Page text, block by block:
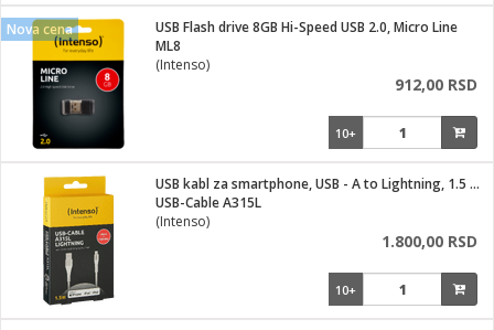
Nova cena
USB Flash drive 8GB Hi-Speed USB 2.0, Micro Line
ML8
(Intenso)
912,00 RSD
10+
USB kabl za smartphone, USB - A to Lightning, 1.5 met.
USB-Cable A315L
(Intenso)
1.800,00 RSD
10+